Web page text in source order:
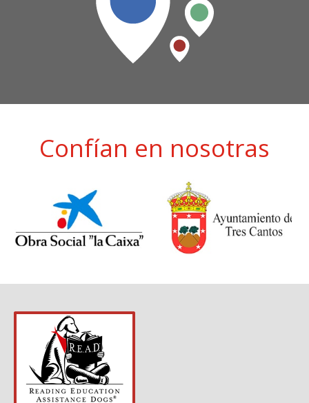
Confían en nosotras